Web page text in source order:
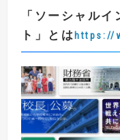
「 ソーシャルイ
ト 」とはhttps://